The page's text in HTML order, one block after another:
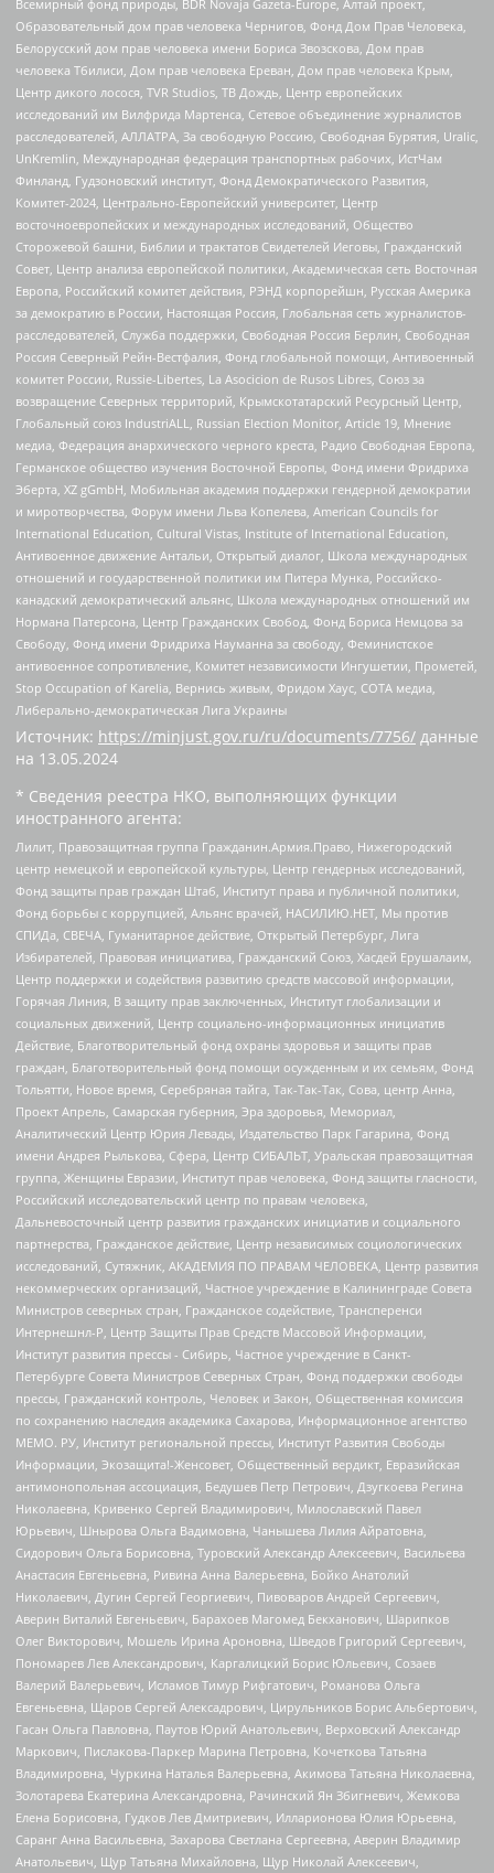
Всемирный фонд природы, BDR Novaja Gazeta-Europe, Алтай проект,
Образовательный дом прав человека Чернигов, Фонд Дом Прав Человека,
Белорусский дом прав человека имени Бориса Звозскова, Дом прав
человека Тбилиси, Дом прав человека Ереван, Дом прав человека Крым,
Центр дикого лосося, TVR Studios, ТВ Дождь, Центр европейских
исследований им Вилфрида Мартенса, Сетевое объединение журналистов
расследователей, АЛЛАТРА, За свободную Россию, Свободная Бурятия, Uralic,
UnKremlin, Международная федерация транспортных рабочих, ИстЧам
Финланд, Гудзоновский институт, Фонд Демократического Развития,
Комитет-2024, Центрально-Европейский университет, Центр
восточноевропейских и международных исследований, Общество
Сторожевой башни, Библии и трактатов Свидетелей Иеговы, Гражданский
Совет, Центр анализа европейской политики, Академическая сеть Восточная
Европа, Российский комитет действия, РЭНД корпорейшн, Русская Америка
за демократию в России, Настоящая Россия, Глобальная сеть журналистов-
расследователей, Служба поддержки, Свободная Россия Берлин, Свободная
Россия Северный Рейн-Вестфалия, Фонд глобальной помощи, Антивоенный
комитет России, Russie-Libertes, La Asocicion de Rusos Libres, Союз за
возвращение Северных территорий, Крымскотатарский Ресурсный Центр,
Глобальный союз IndustriALL, Russian Election Monitor, Article 19, Мнение
медиа, Федерация анархического черного креста, Радио Свободная Европа,
Германское общество изучения Восточной Европы, Фонд имени Фридриха
Эберта, XZ gGmbH, Мобильная академия поддержки гендерной демократии
и миротворчества, Форум имени Льва Копелева, American Councils for
International Education, Cultural Vistas, Institute of International Education,
Антивоенное движение Антальи, Открытый диалог, Школа международных
отношений и государственной политики им Питера Мунка, Российско-
канадский демократический альянс, Школа международных отношений им
Нормана Патерсона, Центр Гражданских Свобод, Фонд Бориса Немцова за
Свободу, Фонд имени Фридриха Науманна за свободу, Феминистское
антивоенное сопротивление, Комитет независимости Ингушетии, Прометей,
Stop Occupation of Karelia, Вернись живым, Фридом Хаус, СОТА медиа,
Либерально-демократическая Лига Украины
Источник: https://minjust.gov.ru/ru/documents/7756/ данные
на 13.05.2024
* Сведения реестра НКО, выполняющих функции
иностранного агента:
Лилит, Правозащитная группа Гражданин.Армия.Право, Нижегородский
центр немецкой и европейской культуры, Центр гендерных исследований,
Фонд защиты прав граждан Штаб, Институт права и публичной политики,
Фонд борьбы с коррупцией, Альянс врачей, НАСИЛИЮ.НЕТ, Мы против
СПИДа, СВЕЧА, Гуманитарное действие, Открытый Петербург, Лига
Избирателей, Правовая инициатива, Гражданский Союз, Хасдей Ерушалаим,
Центр поддержки и содействия развитию средств массовой информации,
Горячая Линия, В защиту прав заключенных, Институт глобализации и
социальных движений, Центр социально-информационных инициатив
Действие, Благотворительный фонд охраны здоровья и защиты прав
граждан, Благотворительный фонд помощи осужденным и их семьям, Фонд
Тольятти, Новое время, Серебряная тайга, Так-Так-Так, Сова, центр Анна,
Проект Апрель, Самарская губерния, Эра здоровья, Мемориал,
Аналитический Центр Юрия Левады, Издательство Парк Гагарина, Фонд
имени Андрея Рылькова, Сфера, Центр СИБАЛЬТ, Уральская правозащитная
группа, Женщины Евразии, Институт прав человека, Фонд защиты гласности,
Российский исследовательский центр по правам человека,
Дальневосточный центр развития гражданских инициатив и социального
партнерства, Гражданское действие, Центр независимых социологических
исследований, Сутяжник, АКАДЕМИЯ ПО ПРАВАМ ЧЕЛОВЕКА, Центр развития
некоммерческих организаций, Частное учреждение в Калининграде Совета
Министров северных стран, Гражданское содействие, Трансперенси
Интернешнл-Р, Центр Защиты Прав Средств Массовой Информации,
Институт развития прессы - Сибирь, Частное учреждение в Санкт-
Петербурге Совета Министров Северных Стран, Фонд поддержки свободы
прессы, Гражданский контроль, Человек и Закон, Общественная комиссия
по сохранению наследия академика Сахарова, Информационное агентство
МЕМО. РУ, Институт региональной прессы, Институт Развития Свободы
Информации, Экозащита!-Женсовет, Общественный вердикт, Евразийская
антимонопольная ассоциация, Бедушев Петр Петрович, Дзугкоева Регина
Николаевна, Кривенко Сергей Владимирович, Милославский Павел
Юрьевич, Шнырова Ольга Вадимовна, Чанышева Лилия Айратовна,
Сидорович Ольга Борисовна, Туровский Александр Алексеевич, Васильева
Анастасия Евгеньевна, Ривина Анна Валерьевна, Бойко Анатолий
Николаевич, Дугин Сергей Георгиевич, Пивоваров Андрей Сергеевич,
Аверин Виталий Евгеньевич, Барахоев Магомед Бекханович, Шарипков
Олег Викторович, Мошель Ирина Ароновна, Шведов Григорий Сергеевич,
Пономарев Лев Александрович, Каргалицкий Борис Юльевич, Созаев
Валерий Валерьевич, Исламов Тимур Рифгатович, Романова Ольга
Евгеньевна, Щаров Сергей Алексадрович, Цирульников Борис Альбертович,
Гасан Ольга Павловна, Паутов Юрий Анатольевич, Верховский Александр
Маркович, Пислакова-Паркер Марина Петровна, Кочеткова Татьяна
Владимировна, Чуркина Наталья Валерьевна, Акимова Татьяна Николаевна,
Золотарева Екатерина Александровна, Рачинский Ян Збигневич, Жемкова
Елена Борисовна, Гудков Лев Дмитриевич, Илларионова Юлия Юрьевна,
Саранг Анна Васильевна, Захарова Светлана Сергеевна, Аверин Владимир
Анатольевич, Щур Татьяна Михайловна, Щур Николай Алексеевич,